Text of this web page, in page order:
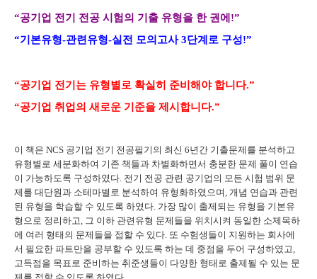
“공기업 전기 전공 시험의 기출 유형을 한 권에 !”
“기본유형-관련유형-실전 모의고사3단계로 구성!”
“공기업 전기는 유형별로 확실히 준비해야 합니다.”
“공기업 취업의 새로운 기준을 제시합니다.”
이 책은 NCS 공기업 전기 전공필기의 최신 6년간 기출문제를 분석하고
유형별로 세분화하여 기존 책들과 차별화하면서 충분한 문제 풀이 연습
이 가능하도록 구성하였다. 전기 전공 관련 공기업의 모든 시험 범위 문
제를 대단원과 소테마별로 분석하여 유형화하였으며, 개념 연습과 관련
된 유형을 학습할 수 있도록 하였다. 가장 많이 출제되는 유형을 기본유
형으로 정리하고, 그 이하 관련유형 문제들을 위치시켜 동일한 소제목하
에 여러 형태의 문제들을 접할 수 있다. 또 수험생들이 지원하는 회사에
서 필요한 파트만을 공부할 수 있도록 하는 데 중점을 두어 구성하였고,
고득점을 목표로 준비하는 취준생들이 다양한 형태로 출제될 수 있는 문